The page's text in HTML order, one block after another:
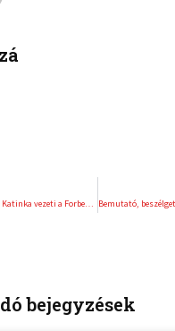
Idén is Hosszú Katinka vezeti a Forbes listáját
bejegyzések